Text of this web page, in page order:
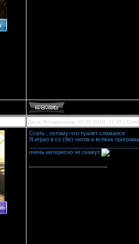
Дата: Воскресенье, 02.05.2010, 17:45 |
Ссать , потому-что туалет сломался
Я играл в cs (без читов и всяких
очень интересно че скажут